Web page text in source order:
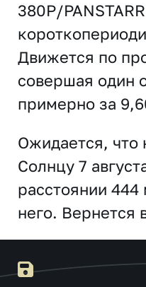
380P/
Движется по
совершая один
примерно за
Ожидается, что
Солнцу 7
расстоянии
него. Вернется